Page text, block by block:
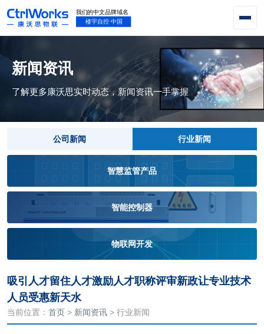
新闻资讯
了解更多康沃思实时动态，新闻资讯一手掌握
公司新闻 行业新闻
智慧监管产品
智能控制器
物联网开发
吸引人才留住人才激励人才职称评审新政让专业技术
人员受惠新天水
当前位置： 首页 > 新闻资讯 > 行业新闻